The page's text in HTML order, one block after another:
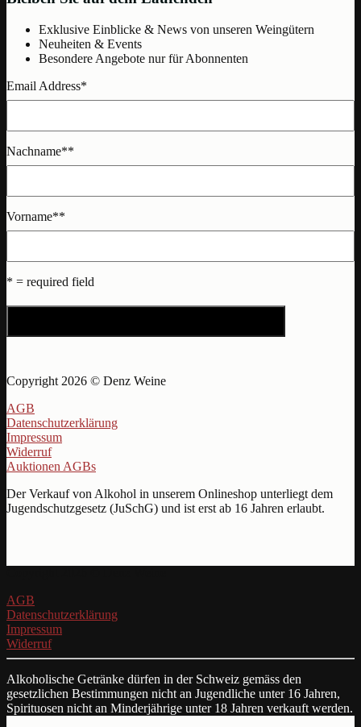
Exklusive Einblicke & News von unseren Weingütern
Neuheiten & Events
Besondere Angebote nur für Abonnenten
Email Address*
Nachname**
Vorname**
* = required field
Copyright 2026 © Denz Weine
AGB
Datenschutzerklärung
Impressum
Widerruf
Auktionen AGBs
Der Verkauf von Alkohol in unserem Onlineshop unterliegt dem
Jugendschutzgesetz (JuSchG) und ist erst ab 16 Jahren erlaubt.
AGB
Datenschutzerklärung
Impressum
Widerruf
Alkoholische Getränke dürfen in der Schweiz gemäss den
gesetzlichen Bestimmungen nicht an Jugendliche unter 16 Jahren,
Spirituosen nicht an Minderjährige unter 18 Jahren verkauft werden.